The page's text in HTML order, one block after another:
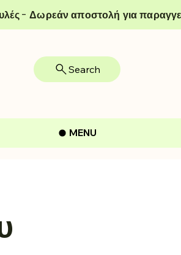
- Δωρεάν αποστολή για
Search
MENU